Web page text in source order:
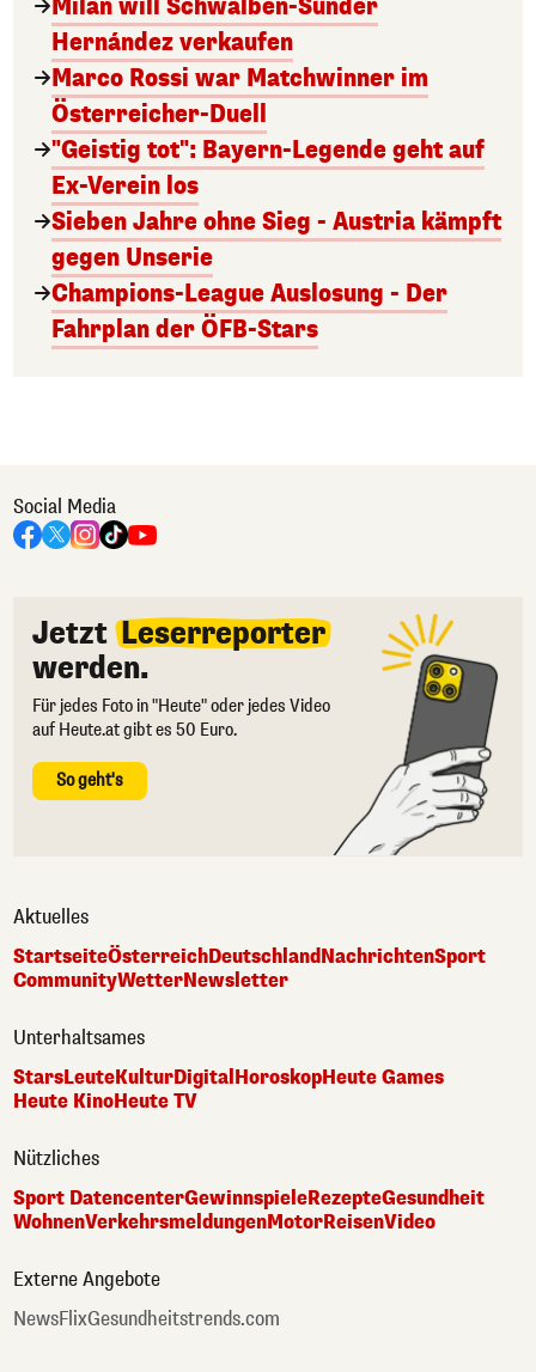
Milan will Schwalben-Sünder
Hernández verkaufen
Marco Rossi war Matchwinner im
Österreicher-Duell
"Geistig tot": Bayern-Legende geht auf
Ex-Verein los
Sieben Jahre ohne Sieg - Austria kämpft
gegen Unserie
Champions-League Auslosung - Der
Fahrplan der ÖFB-Stars
Social Media
Jetzt Leserreporter
werden.
Für jedes Foto in "Heute" oder jedes Video
auf Heute.at gibt es 50 Euro.
So geht's
Aktuelles
StartseiteÖsterreichDeutschlandNachrichtenSport
CommunityWetterNewsletter
Unterhaltsames
StarsLeuteKulturDigital HoroskopHeute Games
Heute KinoHeute TV
Nützliches
Sport DatencenterGewinnspieleRezepteGesundheit
WohnenVerkehrsmeldungenMotorReisenVideo
Externe Angebote
NewsFlixGesundheitstrends.com